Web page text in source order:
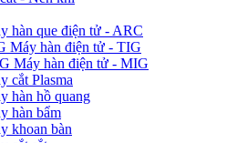
hàn que điện tử - ARC
Máy hàn điện tử - TIG
Máy hàn điện tử - MIG
cắt Plasma
hàn hồ quang
hàn bẩm
khoan bàn